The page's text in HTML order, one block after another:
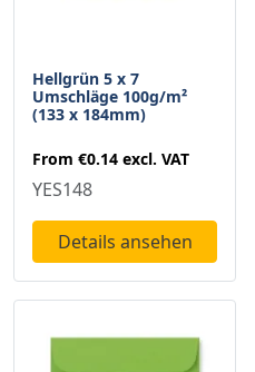
Hellgrün 5 x 7
Umschläge 100g/m²
(133 x 184mm)
From €0.14 excl. VAT
YES148
Details ansehen